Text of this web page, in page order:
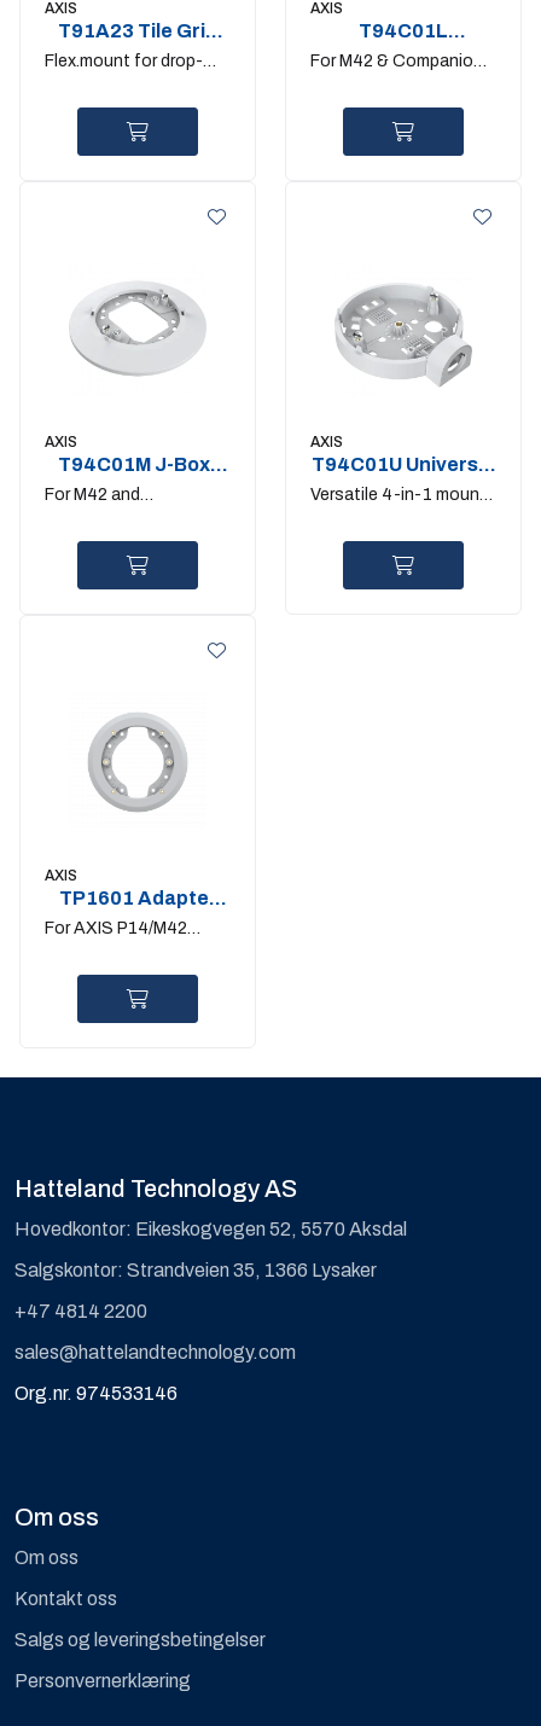
AXIS
T91A23 Tile Grid
Ceiling Mount 4pcs
Flex.mount for drop-
AXIS
T94C01L
Recessed Mount
For M42 & Companion
AXIS
T94C01M J-Box-
Gang Box Plate
For M42 and
AXIS
T94C01U Universal
Mount
Versatile 4-in-1 mount
AXIS
TP1601 Adapter
Plate
For AXIS P14/M42
Hatteland Technology AS
Hovedkontor: Eikeskogvegen 52, 5570 Aksdal
Salgskontor: Strandveien 35, 1366 Lysaker
+47 4814 2200
sales@hattelandtechnology.com
Org.nr. 974533146
Om oss
Om oss
Kontakt oss
Salgs og leveringsbetingelser
Personvernerklæring